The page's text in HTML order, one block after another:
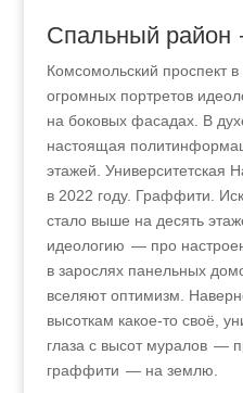
Спальный район
Комсомольский проспект
огромных портретов
на боковых фасадах. В
настоящая
этажей. Университетская
в 2022 году. Граффити.
стало выше на десять
идеологию — про
в зарослях панельных
вселяют оптимизм.
высоткам какое-то своё,
глаза с высот муралов —
граффити — на землю.